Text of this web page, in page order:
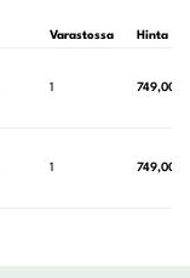
Varastossa Hinta
1 749,00
1 749,00